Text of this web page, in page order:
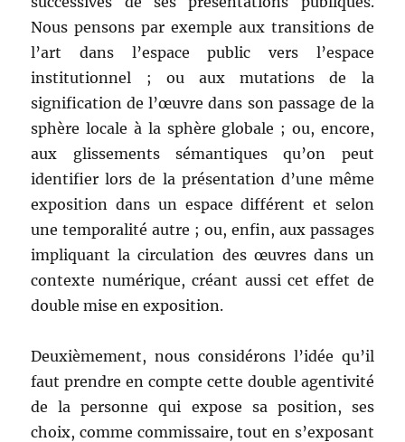
Nous pensons par exemple aux transitions de
l’art dans l’espace public vers l’espace
institutionnel ; ou aux mutations de la
signification de l’œuvre dans son passage de la
sphère locale à la sphère globale ; ou, encore,
aux glissements sémantiques qu’on peut
identifier lors de la présentation d’une même
exposition dans un espace différent et selon
une temporalité autre ; ou, enfin, aux passages
impliquant la circulation des œuvres dans un
contexte numérique, créant aussi cet effet de
double mise en exposition.
Deuxièmement, nous considérons l’idée qu’il
faut prendre en compte cette double agentivité
de la personne qui expose sa position, ses
choix, comme commissaire, tout en s’exposant